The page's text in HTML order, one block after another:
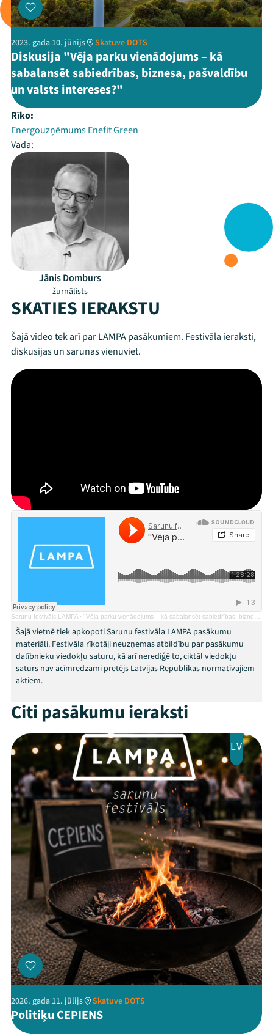
Mana programma
Festivāls
Programma
Arhīvs
Viņi bija LAMPĀ 2026
Jaunumi
Ziedo
Veikals
Kontakti
ThreadsFacebookYoutube
X Instagram
Flick TikTok
2023. gada 10. jūnijs Skatuve DOTS
Diskusija "Vēja parku vienādojums – kā
sabalansēt sabiedrības, biznesa, pašvaldību
un valsts intereses?"
Rīko:
Energouzņēmums Enefit Green
Vada:
Jānis Domburs
žurnālists
SKATIES IERAKSTU
Šajā video tek arī par LAMPA pasākumiem. Festivāla ieraksti,
diskusijas un sarunas vienuviet.
Sarunu festivāls LAMPA · "Vēja parku vienādojums – kā sabalansēt sabiedrības, biznesa, pašvaldību un valsts intereses?"
Šajā vietnē tiek apkopoti Sarunu festivāla LAMPA pasākumu
materiāli. Festivāla rīkotāji neuzņemas atbildību par pasākumu
dalībnieku viedokļu saturu, kā arī nerediģē to, ciktāl viedokļu
saturs nav acīmredzami pretējs Latvijas Republikas normatīvajiem
aktiem.
Citi pasākumu ieraksti
LV
2026. gada 11. jūlijs Skatuve DOTS
Politiķu CEPIENS